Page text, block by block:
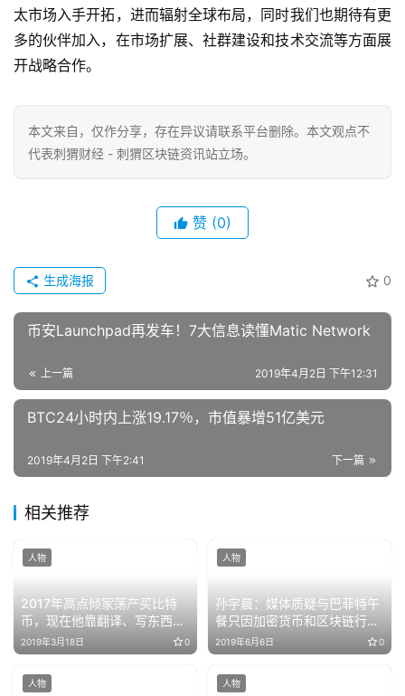
太市场入手开拓，进而辐射全球布局，同时我们也期待有更
多的伙伴加入，在市场扩展、社群建设和技术交流等方面展
开战略合作。
本文来自 ，仅作分享，存在异议请联系平台删除。本文观点不
代表刺猬财经 - 刺猬区块链资讯站立场。
赞 (0)
0
生成海报
币安Launchpad再发车！7大信息读懂Matic Network
上一篇 2019年4月2日 下午12:31
BTC24小时内上涨19.17％，市值暴增51亿美元
下一篇
2019年4月2日 下午2:41
相关推荐
2017年高点倾家荡产买比特
币，现在他靠翻译、写东西维
生
2019年3月18日 0
人物
孙宇晨：媒体质疑与巴菲特午
餐只因加密货币和区块链行业
仍很小众
2019年6月6日 0
人物
人物 人物